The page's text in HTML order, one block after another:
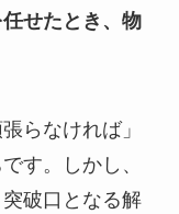
任せたとき、物
らなければ」
す。しかし、
破口となる解